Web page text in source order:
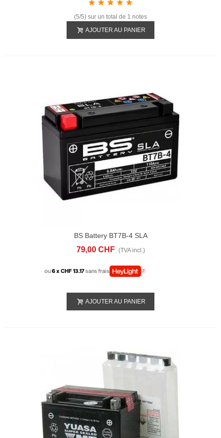
(5/5) sur un total de 1 notes
AJOUTER AU PANIER
BS Battery BT7B-4 SLA
79,00 CHF (TVA incl.)
ou6 x CHF 13.17sans frais
AJOUTER AU PANIER